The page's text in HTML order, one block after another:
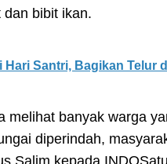
bibit ikan.
Hari Santri, Bagikan Telur
melihat banyak warga
diperindah,
Salim kepada